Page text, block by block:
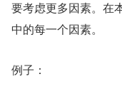
要考虑更多因素。在
中的每一个因素。
例子：